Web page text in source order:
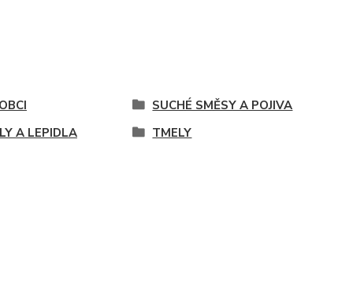
SUCHÉ SMĚSY A POJIVA
A LEPIDLA
TMELY